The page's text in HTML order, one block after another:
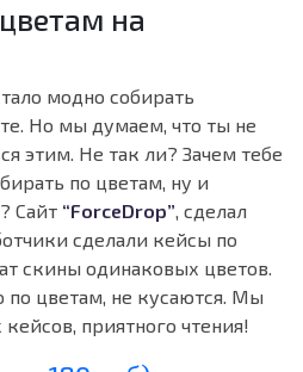
на
модно собирать
Но мы думаем, что ты не
этим. Не так ли? Зачем тебе
по цветам, ну и
Сайт “ForceDrop”, сделал
сделали кейсы по
скины одинаковых цветов.
по цветам, не кусаются. Мы
приятного чтения!